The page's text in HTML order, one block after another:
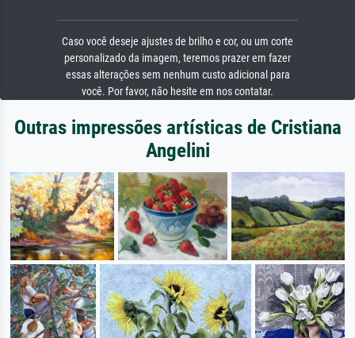
Caso você deseje ajustes de brilho e cor, ou um corte
personalizado da imagem, teremos prazer em fazer
essas alterações sem nenhum custo adicional para
você. Por favor, não hesite em nos contatar.
Outras impressões artísticas de Cristiana
Angelini